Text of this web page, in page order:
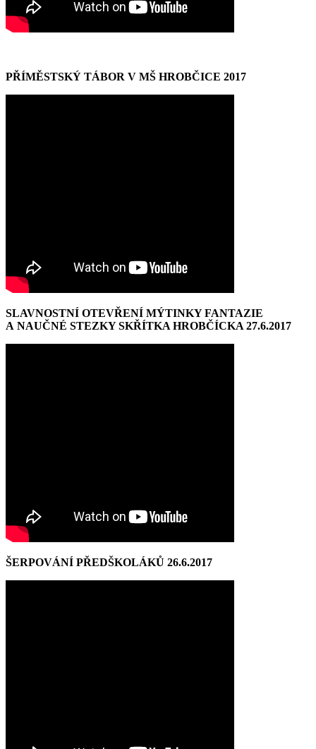
PŘÍMĚSTSKÝ TÁBOR V MŠ HROBČICE 2017
SLAVNOSTNÍ OTEVŘENÍ MÝTINKY FANTAZIE
A NAUČNÉ STEZKY SKŘÍTKA HROBČÍCKA 27.6.2017
ŠERPOVÁNÍ PŘEDŠKOLÁKŮ 26.6.2017